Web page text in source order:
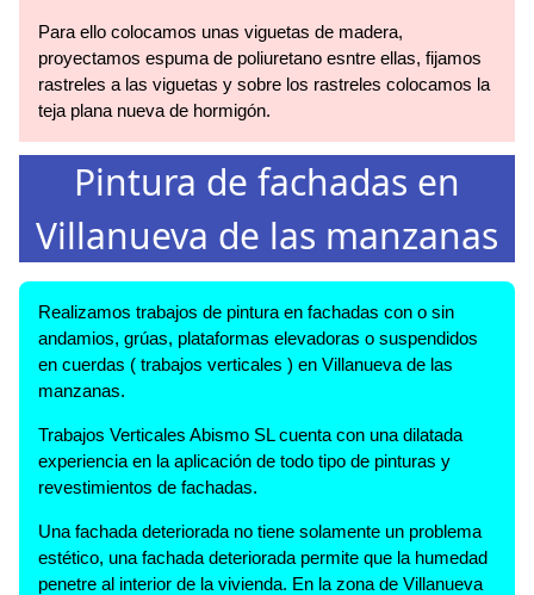
Para ello colocamos unas viguetas de madera,
proyectamos espuma de poliuretano esntre ellas, fijamos
rastreles a las viguetas y sobre los rastreles colocamos la
teja plana nueva de hormigón.
Pintura de fachadas en
Villanueva de las manzanas
Realizamos trabajos de pintura en fachadas con o sin
andamios, grúas, plataformas elevadoras o suspendidos
en cuerdas ( trabajos verticales ) en Villanueva de las
manzanas.
Trabajos Verticales Abismo SL cuenta con una dilatada
experiencia en la aplicación de todo tipo de pinturas y
revestimientos de fachadas.
Una fachada deteriorada no tiene solamente un problema
estético, una fachada deteriorada permite que la humedad
penetre al interior de la vivienda. En la zona de Villanueva